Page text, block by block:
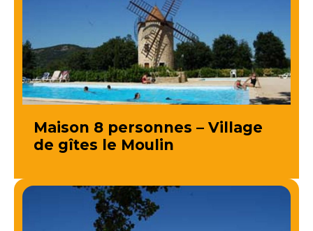
Maison 8 personnes – Village
de gîtes le Moulin